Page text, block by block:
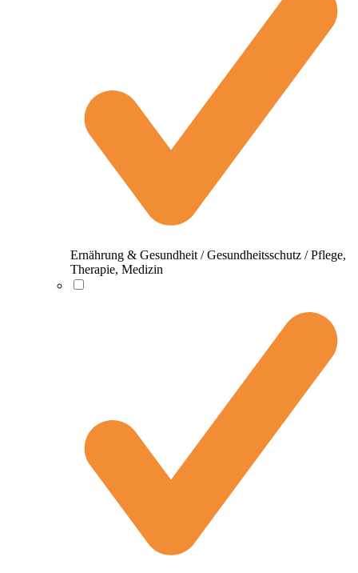
Ernährung & Gesundheit / Gesundheitsschutz / Pflege,
Therapie, Medizin